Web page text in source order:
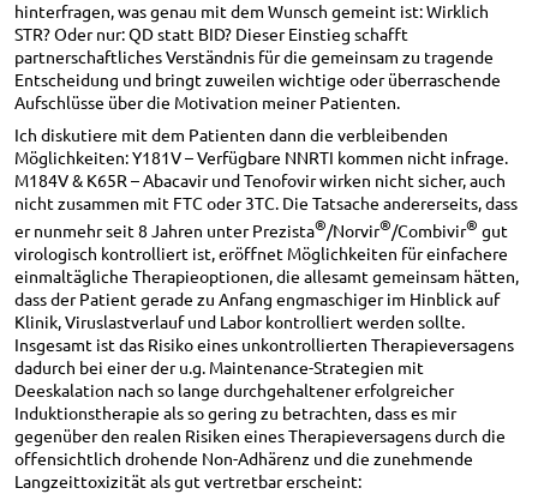
hinterfragen, was genau mit dem Wunsch gemeint ist: Wirklich
STR? Oder nur: QD statt BID? Dieser Einstieg schafft
partnerschaftliches Verständnis für die gemeinsam zu tragende
Entscheidung und bringt zuweilen wichtige oder überraschende
Aufschlüsse über die Motivation meiner Patienten.
Ich diskutiere mit dem Patienten dann die verbleibenden
Möglichkeiten: Y181V – Verfügbare NNRTI kommen nicht infrage.
M184V & K65R – Abacavir und Tenofovir wirken nicht sicher, auch
nicht zusammen mit FTC oder 3TC. Die Tatsache andererseits, dass
er nunmehr seit 8 Jahren unter Prezista®/Norvir®/Combivir® gut
virologisch kontrolliert ist, eröffnet Möglichkeiten für einfachere
einmaltägliche Therapieoptionen, die allesamt gemeinsam hätten,
dass der Patient gerade zu Anfang engmaschiger im Hinblick auf
Klinik, Viruslastverlauf und Labor kontrolliert werden sollte.
Insgesamt ist das Risiko eines unkontrollierten Therapieversagens
dadurch bei einer der u.g. Maintenance-Strategien mit
Deeskalation nach so lange durchgehaltener erfolgreicher
Induktionstherapie als so gering zu betrachten, dass es mir
gegenüber den realen Risiken eines Therapieversagens durch die
offensichtlich drohende Non-Adhärenz und die zunehmende
Langzeittoxizität als gut vertretbar erscheint: